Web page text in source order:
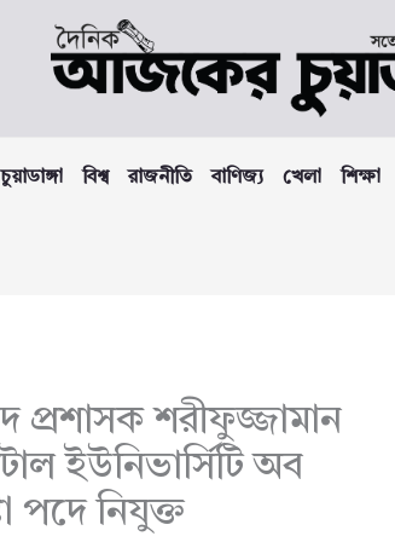
চুয়াডাঙ্গা বিশ্ব রাজনীতি বাণিজ্য খেলা শিক্ষা
প্রশাসক শরীফুজ্জামান
ইউনিভার্সিটি অব
পদে নিযুক্ত